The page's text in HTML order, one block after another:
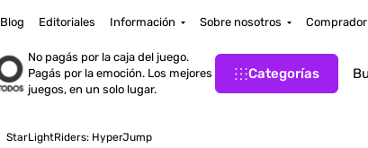
Blog Editoriales Información Sobre nosotros Comprador
No pagás por la caja del juego.
Pagás por la emoción. Los mejores
juegos, en un solo lugar.
Categorías
StarLightRiders: HyperJump